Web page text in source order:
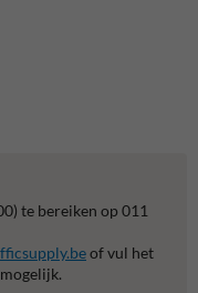
te bereiken op 011
of vul het